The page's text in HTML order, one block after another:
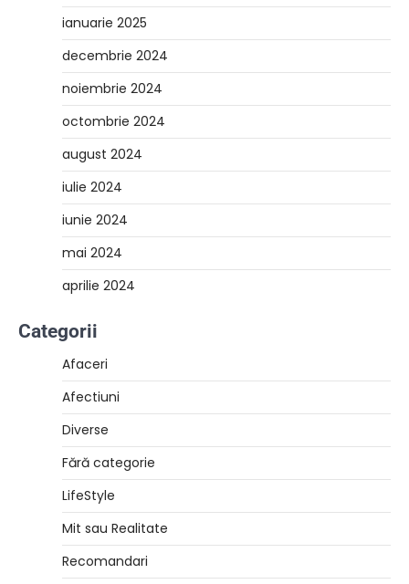
ianuarie 2025
decembrie 2024
noiembrie 2024
octombrie 2024
august 2024
iulie 2024
iunie 2024
mai 2024
aprilie 2024
Categorii
Afaceri
Afectiuni
Diverse
Fără categorie
LifeStyle
Mit sau Realitate
Recomandari